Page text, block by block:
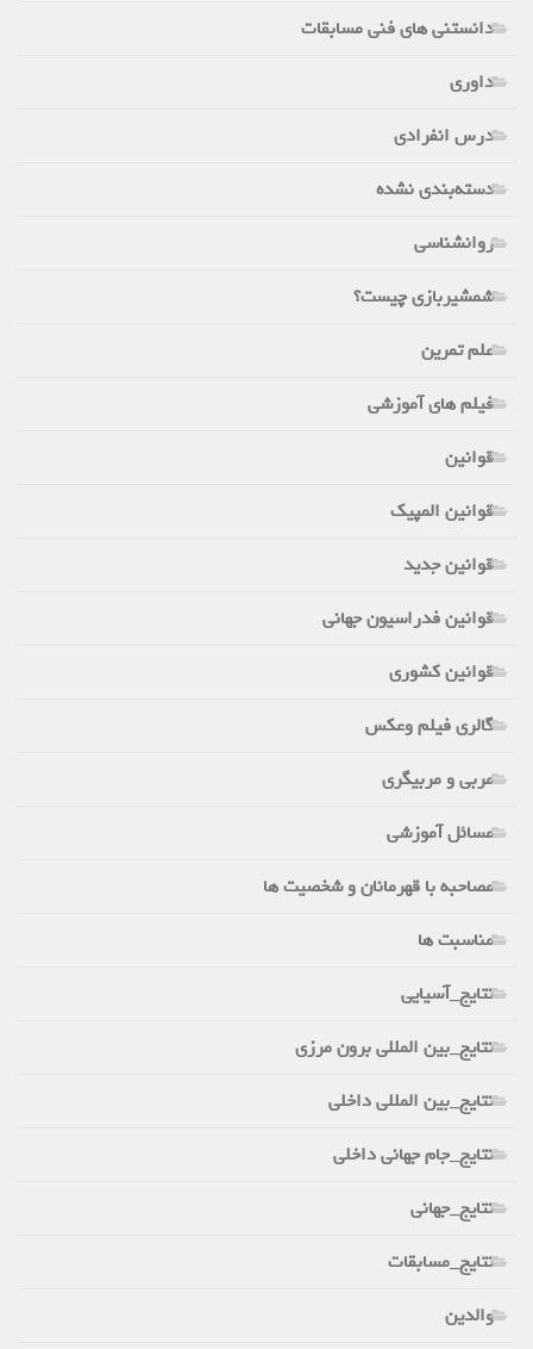
دانستنی های فنی مسابقات
داوری
درس انفرادی
دسته‌بندی نشده
روانشناسی
شمشیربازی چیست؟
علم تمرین
فیلم های آموزشی
قوانین
قوانین المپیک
قوانین جدید
قوانین فدراسیون جهانی
قوانین کشوری
گالری فیلم وعکس
مربی و مربیگری
مسائل آموزشی
مصاحبه با قهرمانان و شخصیت ها
مناسبت ها
نتایج_آسیایی
نتایج_بین المللی برون مرزی
نتایج_بین المللی داخلی
نتایج_جام جهانی داخلی
نتایج_جهانی
نتایج_مسابقات
والدین